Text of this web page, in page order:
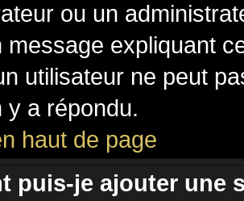
ou un
message expliquant
utilisateur ne peut
y a répondu.
haut de page
puis-je ajouter une